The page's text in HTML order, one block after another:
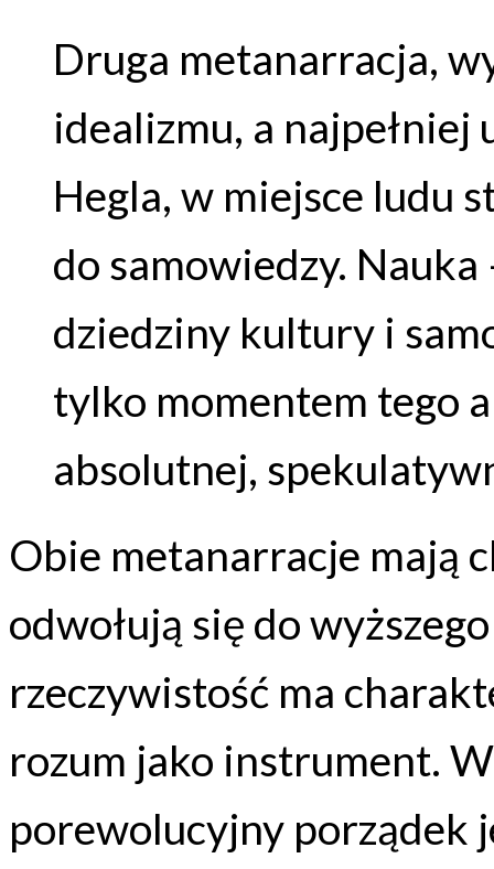
Druga metanarracja,
idealizmu, a
Hegla, w miejsce ludu
do samowiedzy.
dziedziny kultury i
tylko momentem tego
absolutnej,
Obie metanarracje mają
odwołują się do
rzeczywistość ma
rozum jako instrument.
porewolucyjny porządek